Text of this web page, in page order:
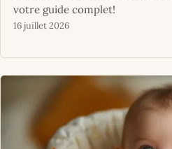
votre guide complet!
16 juillet 2026